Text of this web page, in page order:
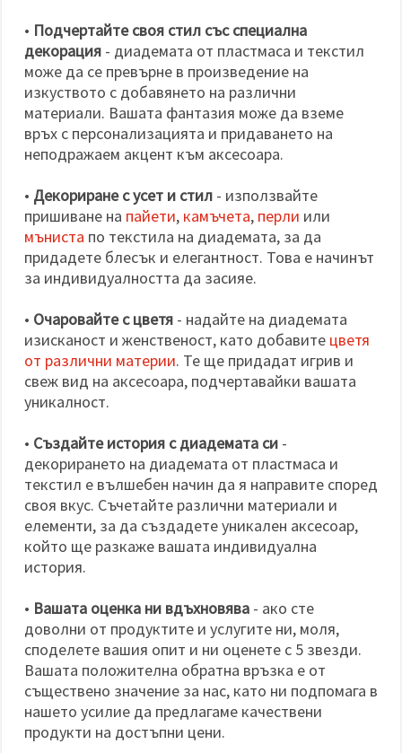
• Подчертайте своя стил със специална
декорация - диадемата от пластмаса и текстил
може да се превърне в произведение на
изкуството с добавянето на различни
материали. Вашата фантазия може да вземе
връх с персонализацията и придаването на
неподражаем акцент към аксесоара.
• Декориране с усет и стил - използвайте
пришиване на пайети, камъчета, перли или
мъниста по текстила на диадемата, за да
придадете блесък и елегантност. Това е начинът
за индивидуалността да засияе.
• Очаровайте с цветя - надайте на диадемата
изисканост и женственост, като добавите цветя
от различни материи. Те ще придадат игрив и
свеж вид на аксесоара, подчертавайки вашата
уникалност.
• Създайте история с диадемата си -
декорирането на диадемата от пластмаса и
текстил е вълшебен начин да я направите според
своя вкус. Съчетайте различни материали и
елементи, за да създадете уникален аксесоар,
който ще разкаже вашата индивидуална
история.
• Вашата оценка ни вдъхновява - ако сте
доволни от продуктите и услугите ни, моля,
споделете вашия опит и ни оценете с 5 звезди.
Вашата положителна обратна връзка е от
съществено значение за нас, като ни подпомага в
нашето усилие да предлагаме качествени
продукти на достъпни цени.